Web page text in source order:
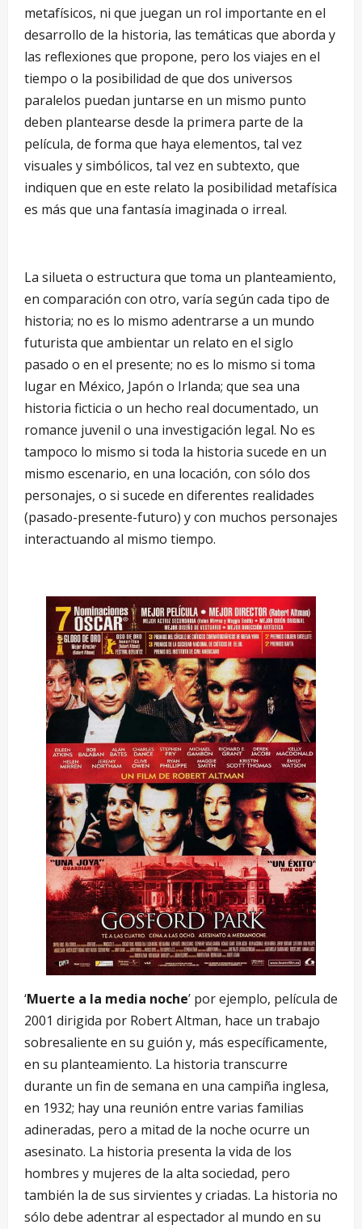
metafísicos, ni que juegan un rol importante en el
desarrollo de la historia, las temáticas que aborda y
las reflexiones que propone, pero los viajes en el
tiempo o la posibilidad de que dos universos
paralelos puedan juntarse en un mismo punto
deben plantearse desde la primera parte de la
película, de forma que haya elementos, tal vez
visuales y simbólicos, tal vez en subtexto, que
indiquen que en este relato la posibilidad metafísica
es más que una fantasía imaginada o irreal.
La silueta o estructura que toma un planteamiento,
en comparación con otro, varía según cada tipo de
historia; no es lo mismo adentrarse a un mundo
futurista que ambientar un relato en el siglo
pasado o en el presente; no es lo mismo si toma
lugar en México, Japón o Irlanda; que sea una
historia ficticia o un hecho real documentado, un
romance juvenil o una investigación legal. No es
tampoco lo mismo si toda la historia sucede en un
mismo escenario, en una locación, con sólo dos
personajes, o si sucede en diferentes realidades
(pasado-presente-futuro) y con muchos personajes
interactuando al mismo tiempo.
‘Muerte a la media noche’ por ejemplo, película de
2001 dirigida por Robert Altman, hace un trabajo
sobresaliente en su guión y, más específicamente,
en su planteamiento. La historia transcurre
durante un fin de semana en una campiña inglesa,
en 1932; hay una reunión entre varias familias
adineradas, pero a mitad de la noche ocurre un
asesinato. La historia presenta la vida de los
hombres y mujeres de la alta sociedad, pero
también la de sus sirvientes y criadas. La historia no
sólo debe adentrar al espectador al mundo en su